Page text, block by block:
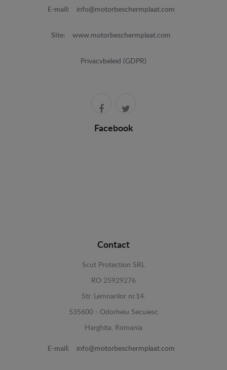
E-mail: info@motorbeschermplaat.com
Site: www.motorbeschermplaat.com
Privacybeleid (GDPR)
Facebook
Contact
Scut Protection SRL
RO 25929276
Str. Lemnarilor nr.14.
535600 - Odorheiu Secuiesc
Harghita, Romania
E-mail: info@motorbeschermplaat.com